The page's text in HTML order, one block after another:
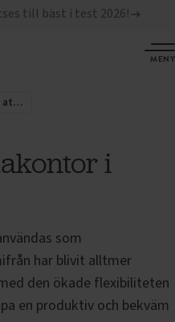
till bäst i test 2026!
MENY
Tips för hemmakontor i attefallshus
i
som
har blivit alltmer
den ökade flexibiliteten
en produktiv och bekväm